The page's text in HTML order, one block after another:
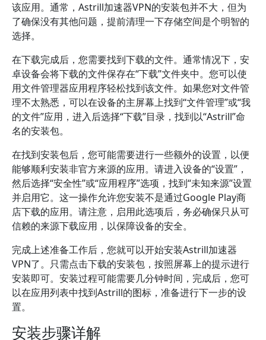
该应用。通常，Astrill加速器VPN的安装包并不大，但为
了确保没有其他问题，提前清理一下存储空间是个明智的
选择。
在下载完成后，您需要找到下载的文件。通常情况下，安
卓设备会将下载的文件保存在“下载”文件夹中。您可以使
用文件管理器应用程序轻松找到该文件。如果您对文件管
理不太熟悉，可以在设备的主屏幕上找到“文件管理”或“我
的文件”应用，进入后选择“下载”目录，找到以“Astrill”命
名的安装包。
在找到安装包后，您可能需要进行一些额外的设置，以便
能够顺利安装非官方来源的应用。请进入设备的“设置”，
然后选择“安全性”或“应用程序”选项，找到“未知来源”设置
并启用它。这一操作允许您安装不是通过Google Play商
店下载的应用。请注意，启用此选项后，务必确保只从可
信赖的来源下载应用，以保障设备的安全。
完成上述准备工作后，您就可以开始安装Astrill加速器
VPN了。只需点击下载的安装包，按照屏幕上的提示进行
安装即可。安装过程可能需要几分钟时间，完成后，您可
以在应用列表中找到Astrill的图标，准备进行下一步的设
置。
安装步骤详解